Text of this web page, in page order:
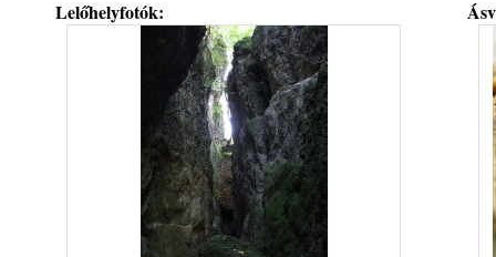
Lelőhelyfotók: